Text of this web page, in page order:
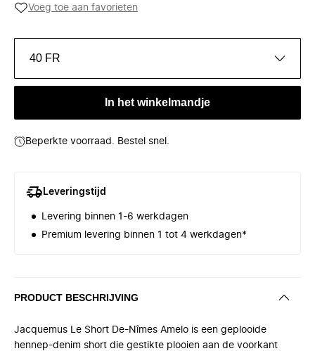
Voeg toe aan favorieten
40 FR
In het winkelmandje
Beperkte voorraad. Bestel snel.
Leveringstijd
Levering binnen 1-6 werkdagen
Premium levering binnen 1 tot 4 werkdagen*
PRODUCT BESCHRIJVING
Jacquemus Le Short De-Nîmes Amelo is een geplooide
hennep-denim short die gestikte plooien aan de voorkant